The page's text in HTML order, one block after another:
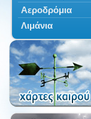
Αεροδρόμια
Λιμάνια